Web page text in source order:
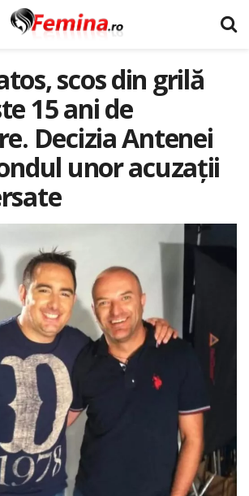
scos din grilă
15 ani de
Decizia Antenei
unor acuzații